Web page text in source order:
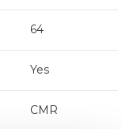
64
Yes
CMR